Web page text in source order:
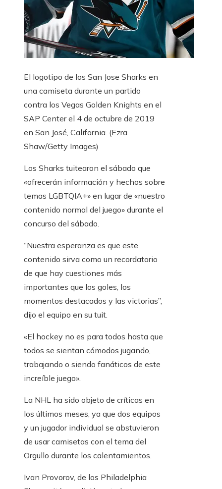
El logotipo de los San Jose Sharks en
una camiseta durante un partido
contra los Vegas Golden Knights en el
SAP Center el 4 de octubre de 2019
en San José, California. (Ezra
Shaw/Getty Images)
Los Sharks tuitearon el sábado que
«ofrecerán información y hechos sobre
temas LGBTQIA+» en lugar de «nuestro
contenido normal del juego» durante el
concurso del sábado.
“Nuestra esperanza es que este
contenido sirva como un recordatorio
de que hay cuestiones más
importantes que los goles, los
momentos destacados y las victorias”,
dijo el equipo en su tuit.
«El hockey no es para todos hasta que
todos se sientan cómodos jugando,
trabajando o siendo fanáticos de este
increíble juego».
La NHL ha sido objeto de críticas en
los últimos meses, ya que dos equipos
y un jugador individual se abstuvieron
de usar camisetas con el tema del
Orgullo durante los calentamientos.
Ivan Provorov, de los Philadelphia